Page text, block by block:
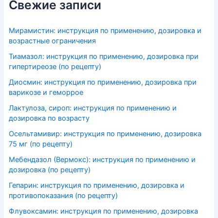
Свежие записи
Мирамистин: инструкция по применению, дозировка и
возрастные ограничения
Тиамазол: инструкция по применению, дозировка при
гипертиреозе (по рецепту)
Диосмин: инструкция по применению, дозировка при
варикозе и геморрое
Лактулоза, сироп: инструкция по применению и
дозировка по возрасту
Осельтамивир: инструкция по применению, дозировка
75 мг (по рецепту)
Мебендазол (Вермокс): инструкция по применению и
дозировка (по рецепту)
Гепарин: инструкция по применению, дозировка и
противопоказания (по рецепту)
Флувоксамин: инструкция по применению, дозировка